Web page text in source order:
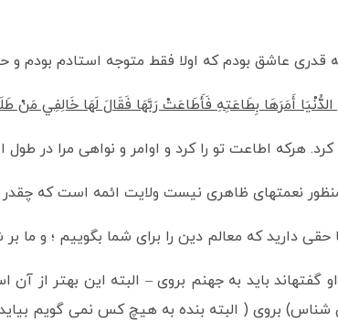
عاشق بودم که اولا فقط متوجه استادم بودم و
الدُّنْيَا أَمَرَهَا بِطَاعَتِهِ فَأَطَاعَتْ رَبَّهَا فَقَالَ لَهَا خَالِفِي‏
هرکه اطاعت تو را کرد و اوامر و نواهی مرا در
نعمتهای ظاهری نیست ولایت ائمه است که
حقی دارید که معالم دین را برای شما بگوییم ؛ و ما
گفته­اند باید به جهنم بروی – البته این بهتر از
شناس) بروی ( البته بنده به هیچ کس نمی گویم